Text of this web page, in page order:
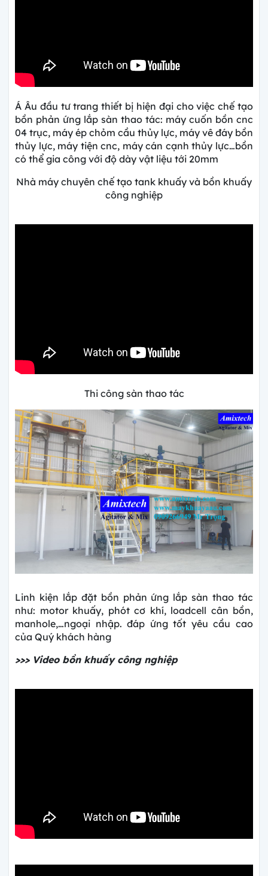
Á Âu đầu tư trang thiết bị hiện đại cho việc chế tạo
bồn phản ứng lắp sàn thao tác: máy cuốn bồn cnc
04 trục, máy ép chỏm cầu thủy lực, máy vê đáy bồn
thủy lực, máy tiện cnc, máy cán cạnh thủy lực…bồn
có thể gia công với độ dày vật liệu tới 20mm
Nhà máy chuyên chế tạo tank khuấy và bồn khuấy
công nghiệp
Thi công sàn thao tác
Linh kiện lắp đặt bồn phản ứng lắp sàn thao tác
như: motor khuấy, phót cơ khí, loadcell cân bồn,
manhole,…ngoại nhập. đáp ứng tốt yêu cầu cao
của Quý khách hàng
>>> Video bồn khuấy công nghiệp